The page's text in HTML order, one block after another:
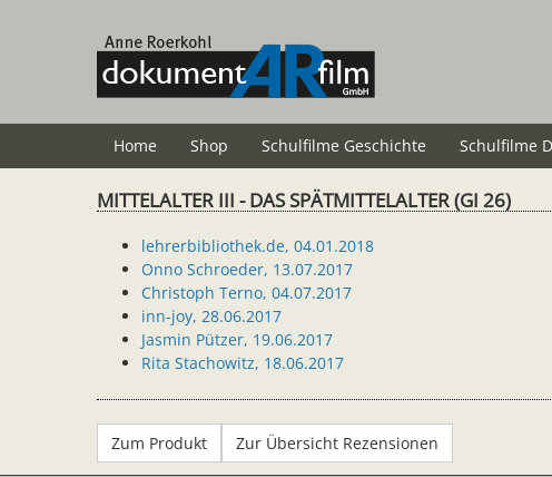
Home Shop Schulfilme Geschichte Schulfilme
MITTELALTER III - DAS SPÄTMITTELALTER (GI 26)
lehrerbibliothek.de, 04.01.2018
Onno Schroeder, 13.07.2017
Christoph Terno, 04.07.2017
inn-joy, 28.06.2017
Jasmin Pützer, 19.06.2017
Rita Stachowitz, 18.06.2017
Zum Produkt Zur Übersicht Rezensionen